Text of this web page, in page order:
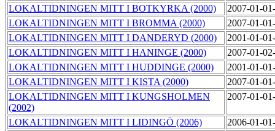
LOKALTIDNINGEN MITT I BOTKYRKA (2000)
2007-01-
LOKALTIDNINGEN MITT I BROMMA (2000)
2007-01-
LOKALTIDNINGEN MITT I DANDERYD (2000)
2001-01-
LOKALTIDNINGEN MITT I HANINGE (2000)
2007-01-
LOKALTIDNINGEN MITT I HUDDINGE (2000)
2001-01-
LOKALTIDNINGEN MITT I KISTA (2000)
2007-01-
LOKALTIDNINGEN MITT I KUNGSHOLMEN
(2002)
2007-01-
LOKALTIDNINGEN MITT I LIDINGÖ (2006)
2006-01-